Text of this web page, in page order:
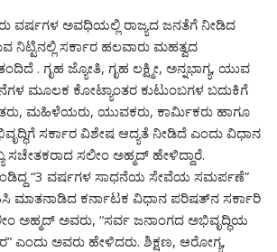
ವರ್ಷಗಳ ಅವಧಿಯಲ್ಲಿ ರಾಜ್ಯದ ಜನತೆಗೆ ನೀಡಿದ
ನಿಟ್ಟಿನಲ್ಲಿ ಸರ್ಕಾರ ಹಲವಾರು ಮಹತ್ವದ
. ಗೃಹ ಜ್ಯೋತಿ, ಗೃಹ ಲಕ್ಷ್ಮೀ, ಅನ್ನಭಾಗ್ಯ, ಯುವ
ಮೂಲಕ ಕೋಟ್ಯಾಂತರ ಕುಟುಂಬಗಳ ಬದುಕಿಗೆ
ಮಹಿಳೆಯರು, ಯುವಕರು, ಕಾರ್ಮಿಕರು ಹಾಗೂ
ಸರ್ಕಾರ ವಿಶೇಷ ಆದ್ಯತೆ ನೀಡಿದೆ ಎಂದು ವಿಧಾನ
ಸಲೀಂ ಅಹ್ಮದ್ ಹೇಳಿದ್ದಾರೆ.
“3 ವರ್ಷಗಳ ಸಾಧನೆಯ ಸೇವೆಯ ಸಮರ್ಪಣೆ”
ಮಾತನಾಡಿದ ಕರ್ನಾಟಕ ವಿಧಾನ ಪರಿಷತ್‌ನ ಸರ್ಕಾರಿ
ಅಹ್ಮದ್ ಅವರು, “ಸರ್ವ ಜನಾಂಗದ ಅಭಿವೃದ್ಧಿಯ
ಎಂದು ಅವರು ಹೇಳಿದರು. ಶಿಕ್ಷಣ, ಆರೋಗ್ಯ,